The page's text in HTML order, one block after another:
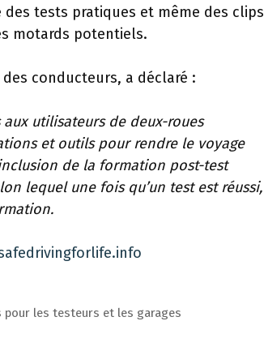
tests pratiques et même des clips
motards potentiels.
conducteurs, a déclaré :
utilisateurs de deux-roues
et outils pour rendre le voyage
de la formation post-test
lequel une fois qu’un test est réussi,
pour les testeurs et les garages